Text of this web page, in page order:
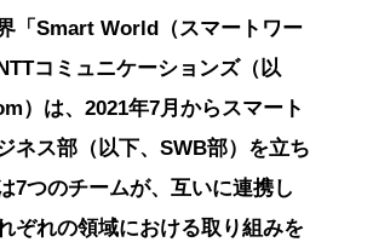
「Smart World（スマートワー
コミュニケーションズ（以
）は、2021年7月からスマート
ネス部（以下、SWB部）を立ち
7つのチームが、互いに連携し
ぞれの領域における取り組みを